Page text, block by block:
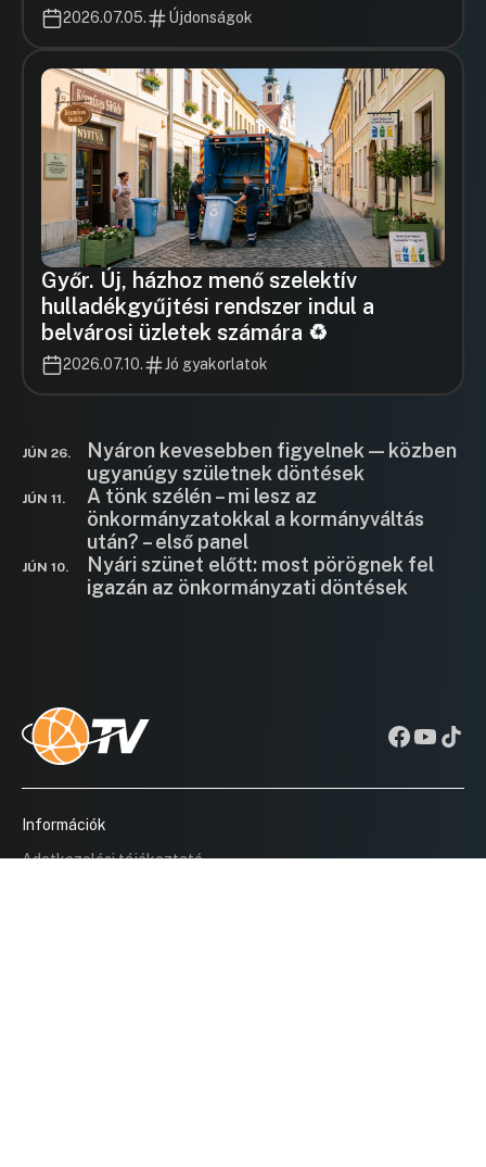
2026.07.05. Újdonságok
Győr. Új, házhoz menő szelektív
hulladékgyűjtési rendszer indul a
belvárosi üzletek számára ♻️
2026.07.10. Jó gyakorlatok
JÚN 26.
Nyáron kevesebben figyelnek — közben
ugyanúgy születnek döntések
JÚN 11.
A tönk szélén – mi lesz az
önkormányzatokkal a kormányváltás
után? – első panel
JÚN 10.
Nyári szünet előtt: most pörögnek fel
igazán az önkormányzati döntések
Információk
Adatkezelési tájékoztató